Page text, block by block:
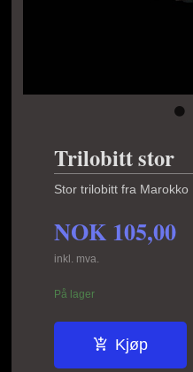
Trilobitt stor
Stor trilobitt fra Marokko
NOK 105,00
inkl. mva.
På lager
Kjøp